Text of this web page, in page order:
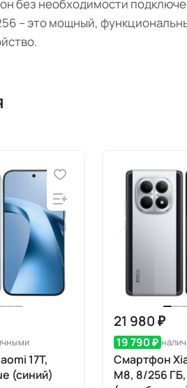
без необходимости
– это мощный,
17T,
(синий)
21 980 ₽
19 790 ₽
Смартфон
M8, 8/256